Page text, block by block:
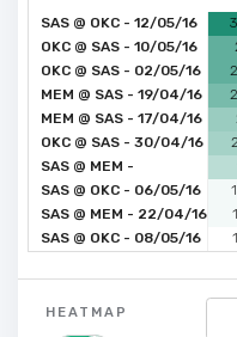
SAS @ OKC - 12/05/16
OKC @ SAS - 10/05/16
OKC @ SAS - 02/05/16
MEM @ SAS - 19/04/16
MEM @ SAS - 17/04/16
OKC @ SAS - 30/04/16
SAS @ MEM -
24/04/16
SAS @ OKC - 06/05/16
SAS @ MEM - 22/04/16
SAS @ OKC - 08/05/16
HEATMAP